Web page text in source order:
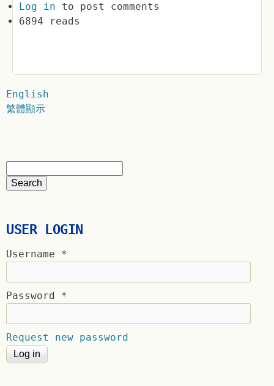
Log in to post comments
6894 reads
English
繁體顯示
USER LOGIN
Username *
Password *
Request new password